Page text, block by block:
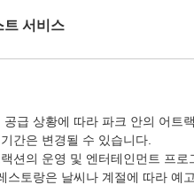
트 서비스
공급 상황에 따라 파크 안의 어트
간은 변경될 수 있습니다.
션의 운영 및 엔터테인먼트 프
스토랑은 날씨나 계절에 따라 예